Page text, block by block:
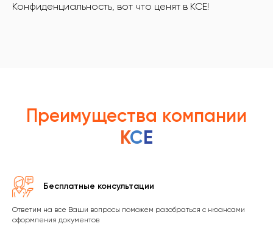
Конфиденциальность, вот что ценят в KCE!
Преимущества компании
KCE
Бесплатные консультации
Ответим на все Ваши вопросы поможем разобраться с нюансами
оформления документов